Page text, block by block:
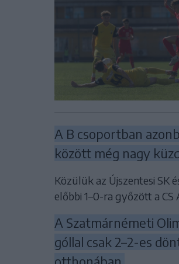
A B csoportban
között még nagy
Közülük az Újszentesi SK
előbbi 1–0-ra győzött a
A Szatmárnémeti
góllal csak 2–2-es